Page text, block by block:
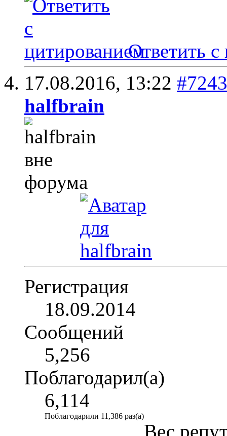
Ответить с
17.08.2016, 13:22 #7243
halfbrain
Регистрация
18.09.2014
Сообщений
5,256
Поблагодарил(а)
6,114
Поблагодарили 11,386 раз(а)
Вес